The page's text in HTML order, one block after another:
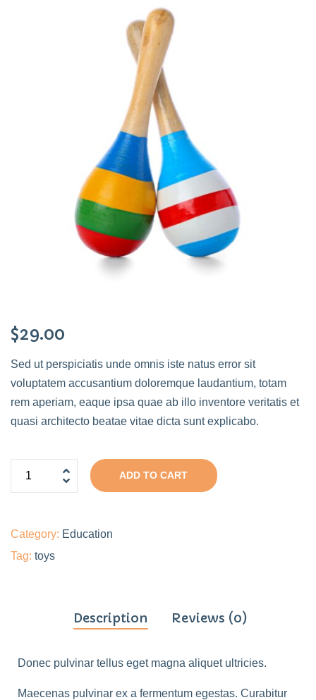
$29.00
Sed ut perspiciatis unde omnis iste natus error sit
voluptatem accusantium doloremque laudantium, totam
rem aperiam, eaque ipsa quae ab illo inventore veritatis et
quasi architecto beatae vitae dicta sunt explicabo.
ADD TO CART
Category: Education
Tag: toys
Description Reviews (0)
Donec pulvinar tellus eget magna aliquet ultricies.
Maecenas pulvinar ex a fermentum egestas. Curabitur